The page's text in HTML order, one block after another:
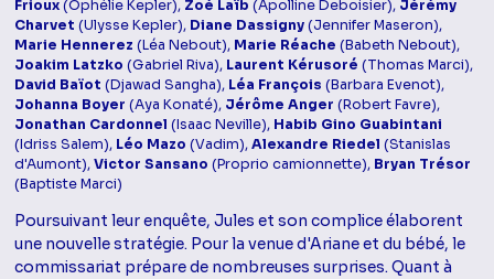
Frioux(Ophélie Kepler), Zoé Laïb (Apolline Deboisier), Jérémy
Charvet (Ulysse Kepler), Diane Dassigny(Jennifer Maseron),
Marie Hennerez (Léa Nebout), Marie Réache (Babeth Nebout),
Joakim Latzko (Gabriel Riva), Laurent Kérusoré (Thomas Marci),
David Baïot (Djawad Sangha), Léa François (Barbara Evenot),
Johanna Boyer (Aya Konaté), Jérôme Anger (Robert Favre),
Jonathan Cardonnel (Isaac Neville), Habib Gino Guabintani
(Idriss Salem), Léo Mazo (Vadim),Alexandre Riedel (Stanislas
d'Aumont),Victor Sansano (Proprio camionnette), Bryan Trésor
(Baptiste Marci)
Poursuivant leur enquête, Jules et son complice élaborent
une nouvelle stratégie. Pour la venue d'Ariane et du bébé, le
commissariat prépare de nombreuses surprises. Quant à